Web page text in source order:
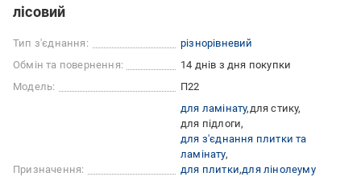
лісовий
Тип з'єднання:
різнорівневий
Обмін та повернення:
14 днів з дня покупки
Модель:
П22
Призначення:
для ламінату для стику
для підлоги
для з'єднання плитки та
ламінату
для плитки для лінолеуму